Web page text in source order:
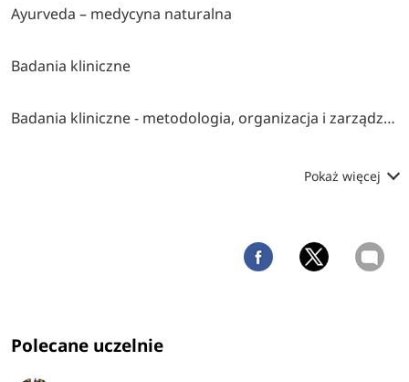
Ayurveda – medycyna naturalna
Badania kliniczne
Badania kliniczne - metodologia, organizacja i zarządzanie
Pokaż więcej
Polecane uczelnie